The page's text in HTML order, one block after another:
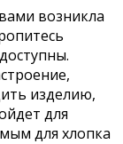
возникла
изделию,
для
для хлопка